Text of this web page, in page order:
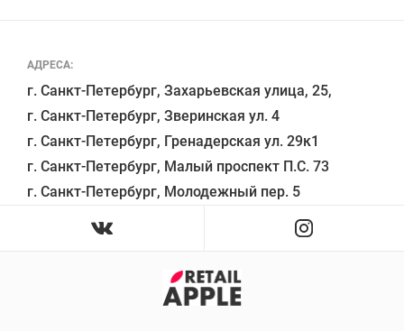
АДРЕСА:
г. Санкт-Петербург, Захарьевская улица, 25,
г. Санкт-Петербург, Зверинская ул. 4
г. Санкт-Петербург, Гренадерская ул. 29к1
г. Санкт-Петербург, Малый проспект П.С. 73